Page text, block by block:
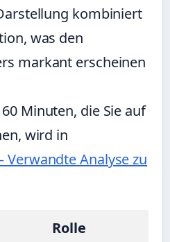
kombiniert
was den
markant erscheinen
Minuten, die Sie auf
wird in
Analyse zu
Rolle